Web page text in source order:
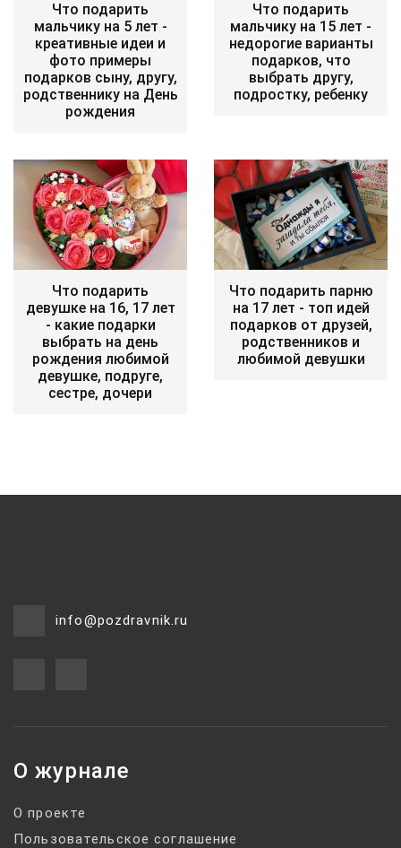
Что подарить
мальчику на 5 лет -
креативные идеи и
фото примеры
подарков сыну, другу,
родственнику на День
рождения
Что подарить
мальчику на 15 лет -
недорогие варианты
подарков, что
выбрать другу,
подростку, ребенку
Что подарить
девушке на 16, 17 лет
- какие подарки
выбрать на день
рождения любимой
девушке, подруге,
сестре, дочери
Что подарить парню
на 17 лет - топ идей
подарков от друзей,
родственников и
любимой девушки
info@pozdravnik.ru
О журнале
О проекте
Пользовательское соглашение